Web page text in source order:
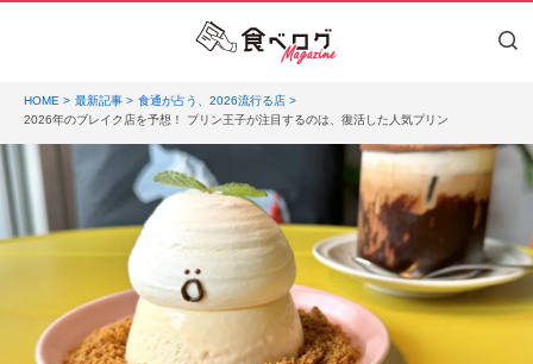
HOME 最新記事
食通が占う、2026流行る店
2026年のブレイク店を予想！ プリン王子が注目するのは、復活した人気プリン